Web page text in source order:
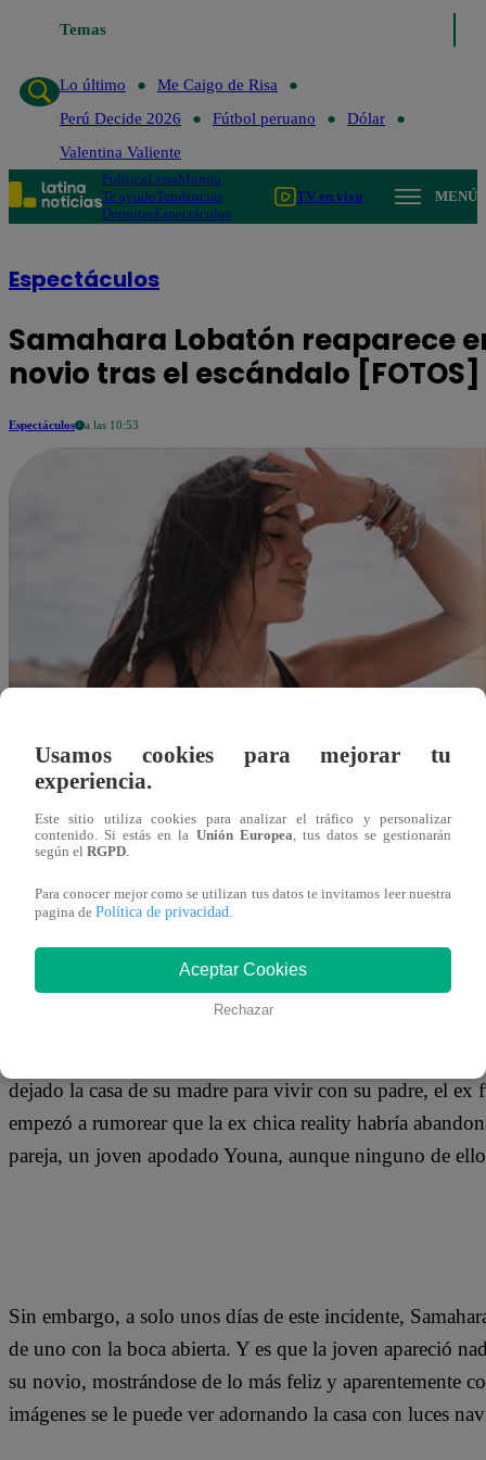
Temas
Lo último
Me Caigo de Risa
Perú Decide 2026
Fútbol peruano
Dólar
Valentina Valiente
PolíticaLimaMundo
Te ayudoTendencias
DeportesEspectáculos
TV en vivo MENÚ
Espectáculos
Samahara Lobatón reaparece
novio tras el escándalo [FOTOS]
Espectáculos a las 10:53
02 de diciembre 2019
dejado la casa de su madre para vivir con su padre, el
empezó a rumorear que la ex chica reality habría
pareja, un joven apodado Youna, aunque ninguno de
Sin embargo, a solo unos días de este incidente,
de uno con la boca abierta. Y es que la joven apareció
su novio, mostrándose de lo más feliz y aparentemente
imágenes se le puede ver adornando la casa con luces
Usamos cookies para mejorar tu
experiencia.
Este sitio utiliza cookies para analizar el tráfico y personalizar
contenido. Si estás en la Unión Europea , tus datos se gestionarán
según el RGPD
Para conocer mejor como se utilizan tus datos te invitamos leer nuestra
pagina de Política de privacidad
Aceptar Cookies
Rechazar